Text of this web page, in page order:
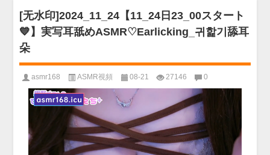
[无水印]2024_11_24【11_24日23_00スタート
💙】実写耳舐めASMR♡Earlicking_귀핥기舔耳
朵
asmr168 ASMR視頻 08-21 27146 0